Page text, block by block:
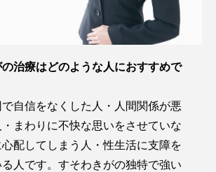
治療はどのような人におすすめで
自信をなくした人・人間関係が悪
・まわりに不快な思いをさせていな
配してしまう人・性生活に支障を
人です。すそわきがの独特で強い